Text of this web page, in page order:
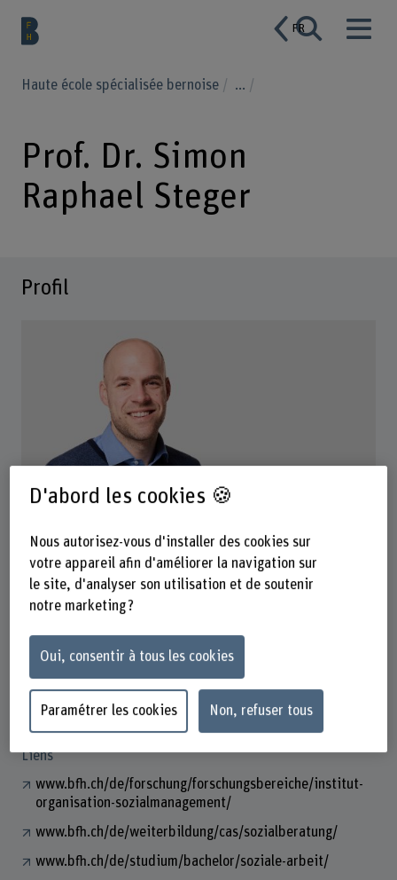
FR
Haute école spécialisée bernoise ...
Prof. Dr. Simon
Raphael Steger
Profil
Co-Abteilungsleiter
Contact
+41 31 848 36 91
www.bfh.ch/fr/simon-raphael-steger
Liens
www.bfh.ch/de/forschung/forschungsbereiche/institut-
organisation-sozialmanagement/
www.bfh.ch/de/weiterbildung/cas/sozialberatung/
www.bfh.ch/de/studium/bachelor/soziale-arbeit/
D'abord les cookies 🍪
Nous autorisez-vous d'installer des cookies sur
votre appareil afin d'améliorer la navigation sur
le site, d'analyser son utilisation et de soutenir
notre marketing ?
Oui, consentir à tous les cookies
Paramétrer les cookies Non, refuser tous